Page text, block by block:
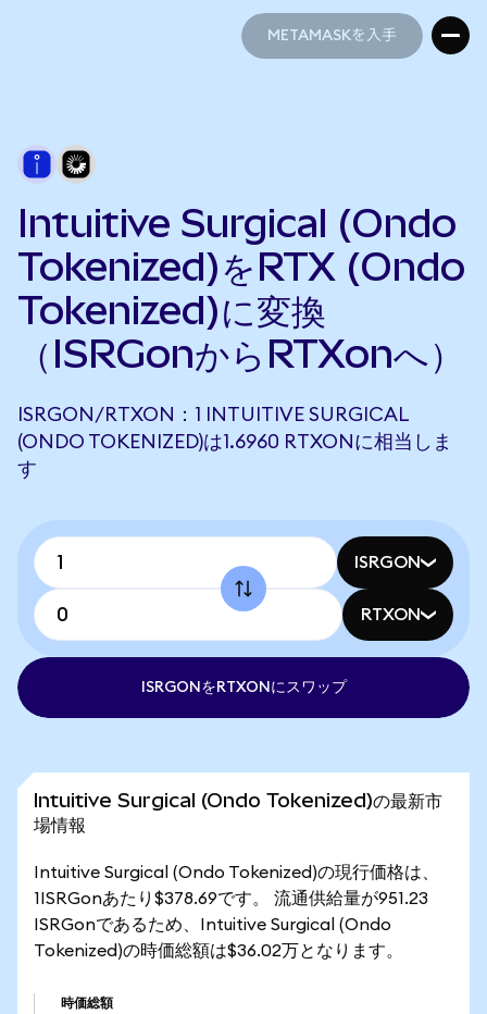
METAMASKを入手
Intuitive Surgical (Ondo
Tokenized)をRTX (Ondo
Tokenized)に変換
（ISRGonからRTXonへ）
ISRGON/RTXON：1 INTUITIVE SURGICAL
(ONDO TOKENIZED)は1.6960 RTXONに相当しま
す
ISRGON
RTXON
ISRGONをRTXONにスワップ
Intuitive Surgical (Ondo Tokenized)の最新市
場情報
Intuitive Surgical (Ondo Tokenized)の現行価格は、
1ISRGonあたり$378.69です。 流通供給量が951.23
ISRGonであるため、Intuitive Surgical (Ondo
Tokenized)の時価総額は$36.02万となります。
時価総額